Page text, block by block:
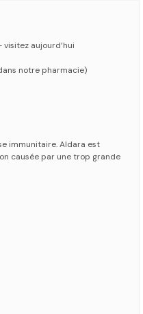
visitez aujourd’hui
notre pharmacie)
immunitaire. Aldara est
causée par une trop grande